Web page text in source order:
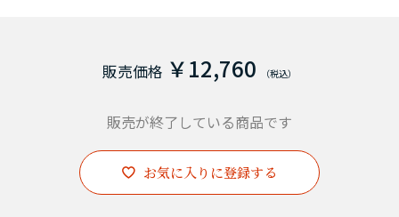
￥12,760
お気に入りに登録する
販売が終了している商品です